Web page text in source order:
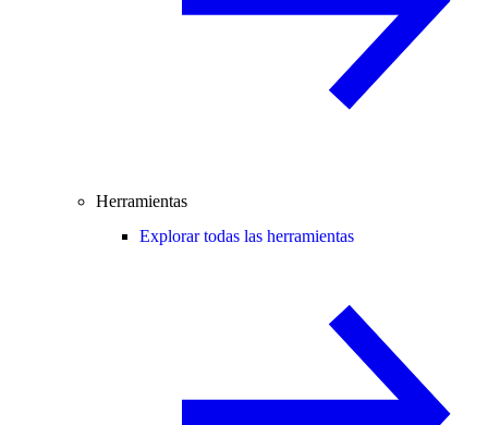
Herramientas
Explorar todas las herramientas